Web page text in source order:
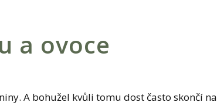
a ovoce
A bohužel kvůli tomu dost často skončí na